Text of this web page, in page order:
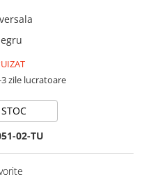
3 zile lucratoare
02-TU